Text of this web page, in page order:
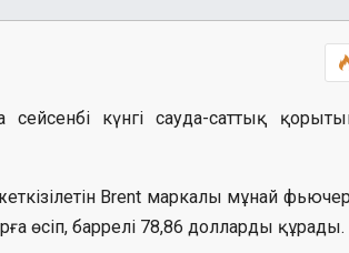
күнгі сауда-саттық
Brent маркалы мұнай
өсіп, баррелі 78,86 долларды құрады.